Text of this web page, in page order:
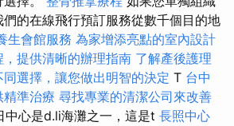
的在線飛行預訂服務從數千個目的地
生會館服務 為家增添亮點的室內設計
提供清晰的辦理指南 了解產後護理
選擇，讓您做出明智的決定 T 台中
精準治療 尋找專業的清潔公司來改善
中心是d.li海灘之一，這是t 長照中心